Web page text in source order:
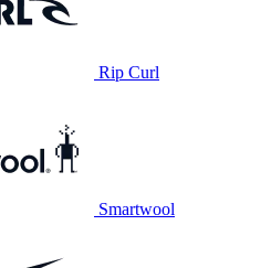
Rip Curl
Smartwool